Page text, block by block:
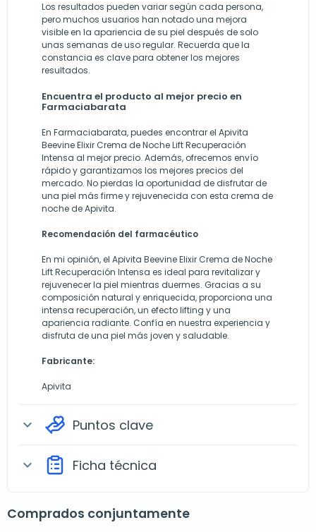
Los resultados pueden variar según cada persona,
pero muchos usuarios han notado una mejora
visible en la apariencia de su piel después de solo
unas semanas de uso regular. Recuerda que la
constancia es clave para obtener los mejores
resultados.
Encuentra el producto al mejor precio en
Farmaciabarata
En Farmaciabarata, puedes encontrar el Apivita
Beevine Elixir Crema de Noche Lift Recuperación
Intensa al mejor precio. Además, ofrecemos envío
rápido y garantizamos los mejores precios del
mercado. No pierdas la oportunidad de disfrutar de
una piel más firme y rejuvenecida con esta crema de
noche de Apivita.
Recomendación del farmacéutico
En mi opinión, el Apivita Beevine Elixir Crema de Noche
Lift Recuperación Intensa es ideal para revitalizar y
rejuvenecer la piel mientras duermes. Gracias a su
composición natural y enriquecida, proporciona una
intensa recuperación, un efecto lifting y una
apariencia radiante. Confía en nuestra experiencia y
disfruta de una piel más joven y saludable.
Fabricante:
Apivita
expand_more Puntos clave
expand_more Ficha técnica
Comprados conjuntamente